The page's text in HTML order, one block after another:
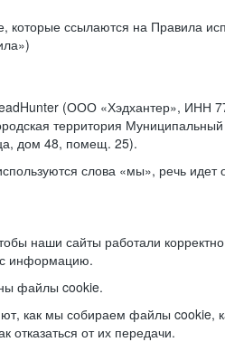
которые ссылаются на Правила
(ООО «Хэдхантер», ИНН
территория Муниципальный
дом 48, помещ. 25).
слова «мы», речь
наши сайты работали
информацию.
файлы cookie.
как мы собираем файлы cookie,
отказаться от их передачи.